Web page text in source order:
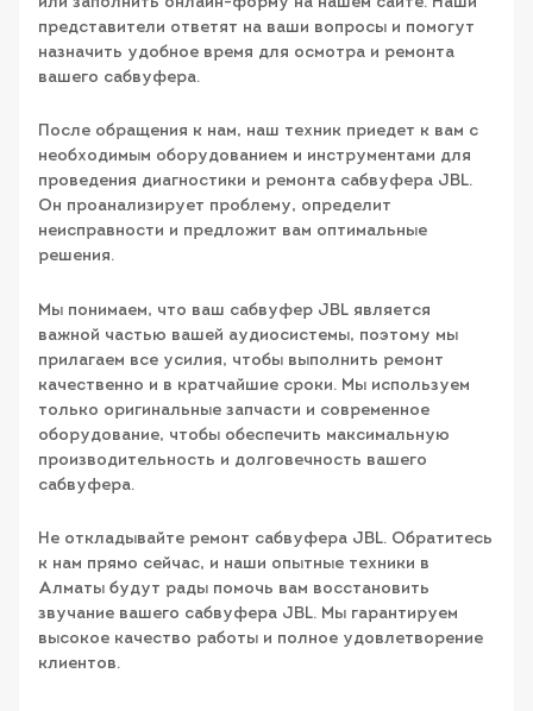
представители ответят на ваши вопросы и помогут
назначить удобное время для осмотра и ремонта
вашего сабвуфера.
После обращения к нам, наш техник приедет к вам с
необходимым оборудованием и инструментами для
проведения диагностики и ремонта сабвуфера JBL.
Он проанализирует проблему, определит
неисправности и предложит вам оптимальные
решения.
Мы понимаем, что ваш сабвуфер JBL является
важной частью вашей аудиосистемы, поэтому мы
прилагаем все усилия, чтобы выполнить ремонт
качественно и в кратчайшие сроки. Мы используем
только оригинальные запчасти и современное
оборудование, чтобы обеспечить максимальную
производительность и долговечность вашего
сабвуфера.
Не откладывайте ремонт сабвуфера JBL. Обратитесь
к нам прямо сейчас, и наши опытные техники в
Алматы будут рады помочь вам восстановить
звучание вашего сабвуфера JBL. Мы гарантируем
высокое качество работы и полное удовлетворение
клиентов.